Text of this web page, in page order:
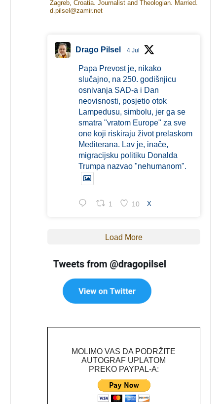
Zagreb, Croatia. Journalist and Theologian. Married.
d.pilsel@zamir.net
Drago Pilsel 4 Jul
Papa Prevost je, nikako
slučajno, na 250. godišnjicu
osnivanja SAD-a i Dan
neovisnosti, posjetio otok
Lampedusu, simbolu, jer ga se
smatra "vratom Europe" za sve
one koji riskiraju život prelaskom
Mediterana. Lav je, inače,
migracijsku politiku Donalda
Trumpa nazvao "nehumanom".
1 10 X
Load More
MOLIMO VAS DA PODRŽITE
AUTOGRAF UPLATOM
PREKO PAYPAL-A: